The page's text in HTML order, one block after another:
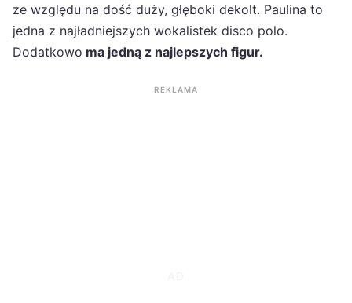
ze względu na dość duży, głęboki dekolt. Paulina to
jedna z najładniejszych wokalistek disco polo.
Dodatkowo ma jedną z najlepszych figur.
REKLAMA